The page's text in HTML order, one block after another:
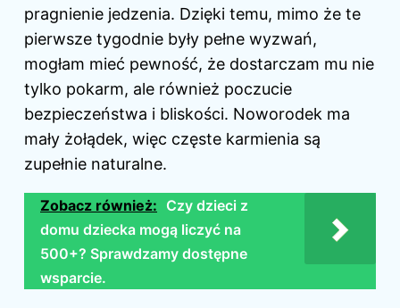
pragnienie jedzenia. Dzięki temu, mimo że te
pierwsze tygodnie były pełne wyzwań,
mogłam mieć pewność, że dostarczam mu nie
tylko pokarm, ale również poczucie
bezpieczeństwa i bliskości. Noworodek ma
mały żołądek, więc częste karmienia są
zupełnie naturalne.
Zobacz również: Czy dzieci z
domu dziecka mogą liczyć na
500+? Sprawdzamy dostępne
wsparcie.